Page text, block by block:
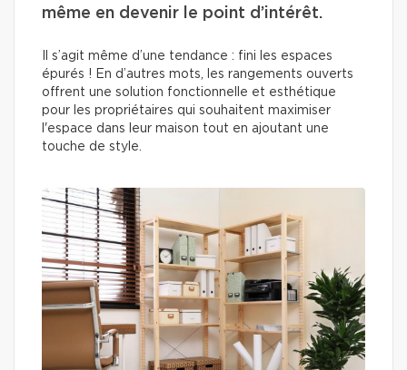
même en devenir le point d’intérêt.
Il s’agit même d’une tendance : fini les espaces
épurés ! En d’autres mots, les rangements ouverts
offrent une solution fonctionnelle et esthétique
pour les propriétaires qui souhaitent maximiser
l'espace dans leur maison tout en ajoutant une
touche de style.